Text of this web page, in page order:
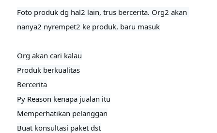
Foto produk dg hal2 lain, trus bercerita. Org2 akan
nanya2 nyrempet2 ke produk, baru masuk
Org akan cari kalau
Produk berkualitas
Bercerita
Py Reason kenapa jualan itu
Memperhatikan pelanggan
Buat konsultasi paket dst